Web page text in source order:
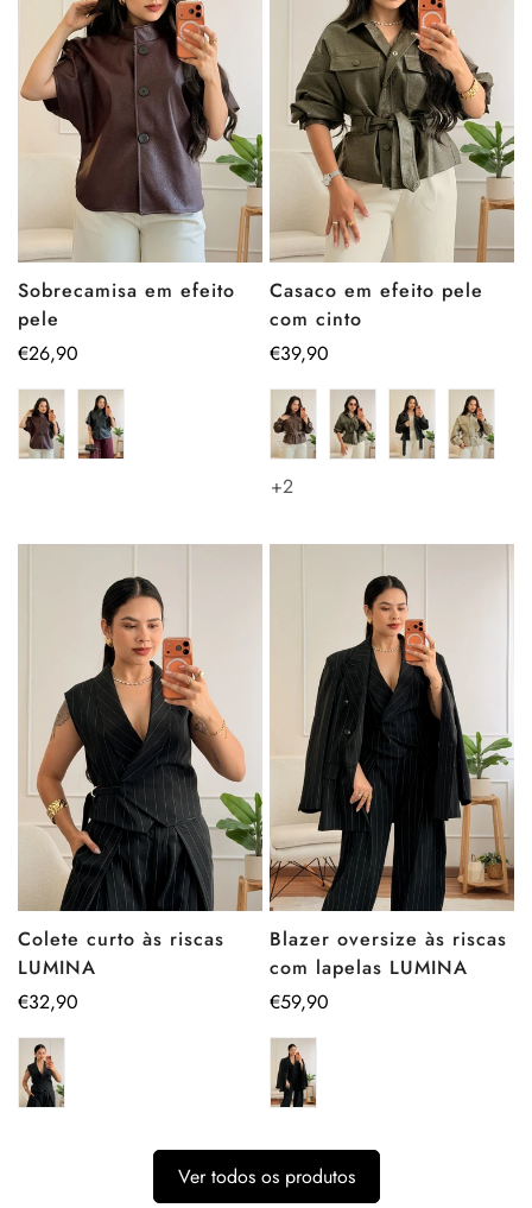
Sobrecamisa em efeito
pele
Preço
€26,90
Casaco em efeito pele
com cinto
Preço
€39,90
+2
Colete curto às riscas
LUMINA
Preço
€32,90
Blazer oversize às riscas
com lapelas LUMINA
Preço
€59,90
Ver todos os produtos